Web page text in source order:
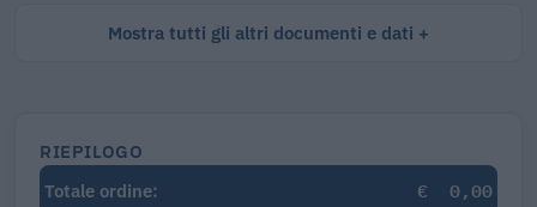
Mostra tutti gli altri documenti e dati
RIEPILOGO
Totale ordine:
€ 0,00